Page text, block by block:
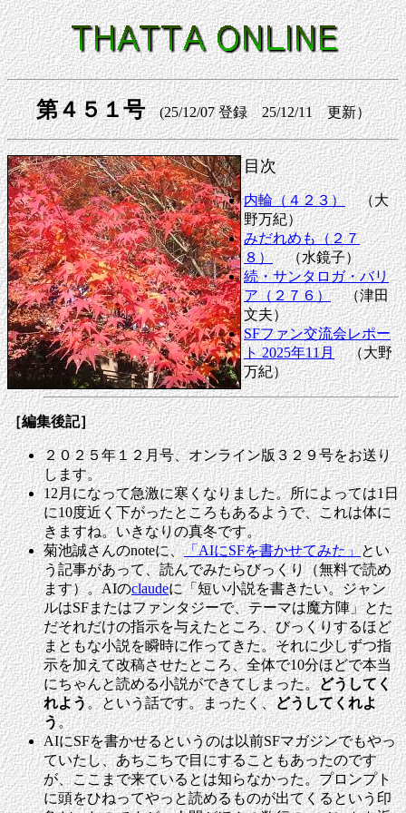
第４５１号(25/12/07 登録 25/12/11 更新）
目次
内輪（４２３）（大
野万紀）
みだれめも（２７
８）（水鏡子）
続・サンタロガ・バリ
ア（２７６）（津田
文夫）
SFファン交流会レポー
ト 2025年11月（大野
万紀）
［編集後記］
２０２５年１２月号、オンライン版３２９号をお送り
します。
12月になって急激に寒くなりました。所によっては1日
に10度近く下がったところもあるようで、これは体に
きますね。いきなりの真冬です。
菊池誠さんのnoteに、「AIにSFを書かせてみた」とい
う記事があって、読んでみたらびっくり（無料で読め
ます）。AIのclaudeに「短い小説を書きたい。ジャン
ルはSFまたはファンタジーで、テーマは魔方陣」とた
だそれだけの指示を与えたところ、びっくりするほど
まともな小説を瞬時に作ってきた。それに少しずつ指
示を加えて改稿させたところ、全体で10分ほどで本当
にちゃんと読める小説ができてしまった。どうしてく
れよう。という話です。まったく、どうしてくれよ
う。
AIにSFを書かせるというのは以前SFマガジンでもやっ
ていたし、あちこちで目にすることもあったのです
が、ここまで来ているとは知らなかった。プロンプト
に頭をひねってやっと読めるものが出てくるという印